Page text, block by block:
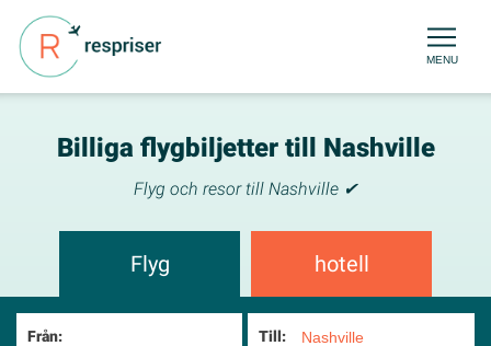
MENU
Billiga flygbiljetter till Nashville
Flyg och resor till Nashville ✔
Flyg hotell
Från: Till: